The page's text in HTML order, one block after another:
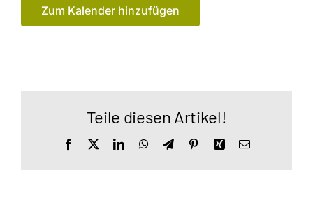
Zum Kalender hinzufügen
Teile diesen Artikel!
Facebook LinkedInWhatsApp
TelegramPinterestXingE-